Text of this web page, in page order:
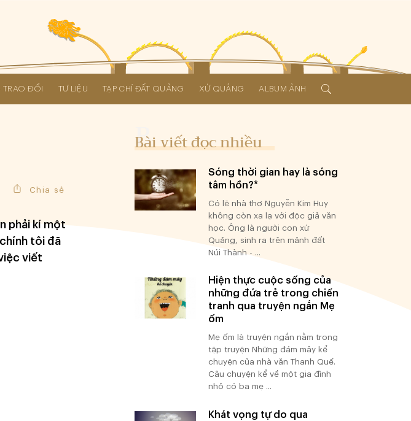
TRAO ĐỔI TƯ LIỆU TẠP CHÍ ĐẤT QUẢNG XỨ QUẢNG ALBUM ẢNH
Chia sẻ
phải kí một
tôi đã
viết
Bài viết đọc nhiều
Sóng thời gian hay là sóng
tâm hồn?*
Có lẽ nhà thơ Nguyễn Kim Huy
không còn xa lạ với độc giả văn
học. Ông là người con xứ
Quảng, sinh ra trên mảnh đất
Núi Thành - ...
Hiện thực cuộc sống của
những đứa trẻ trong chiến
tranh qua truyện ngắn Mẹ
ốm
Mẹ ốm là truyện ngắn nằm trong
tập truyện Những đám mây kể
chuyện của nhà văn Thanh Quế.
Câu chuyện kể về một gia đình
nhỏ có ba mẹ ...
Khát vọng tự do qua